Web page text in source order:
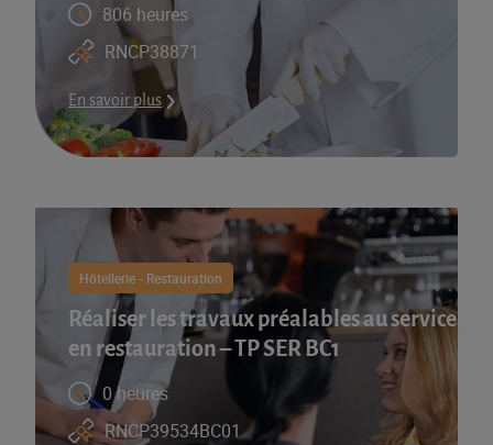
806 heures
RNCP38871
En savoir plus
Hôtellerie - Restauration
Réaliser les travaux préalables au service
en restauration – TP SER BC1
0 heures
RNCP39534BC01